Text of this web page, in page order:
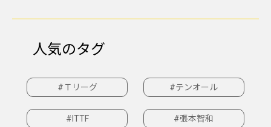
人気のタグ
#Ｔリーグ #テンオール
#ITTF #張本智和